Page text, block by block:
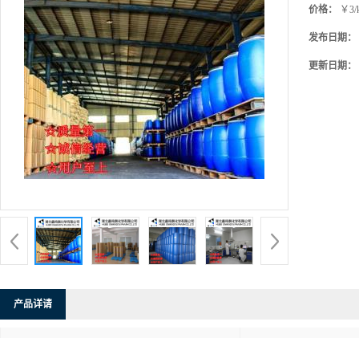
价格： ￥3/
发布日期：
更新日期：
产品详请